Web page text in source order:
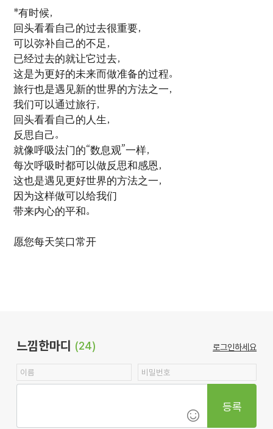
*有时候，
回头看看自己的过去很重要，
可以弥补自己的不足，
已经过去的就让它过去，
这是为更好的未来而做准备的过程。
旅行也是遇见新的世界的方法之一，
我们可以通过旅行，
回头看看自己的人生，
反思自己。
就像呼吸法门的“数息观”一样，
每次呼吸时都可以做反思和感恩，
这也是遇见更好世界的方法之一，
因为这样做可以给我们
带来内心的平和。
愿您每天笑口常开
느낌한마디 (24) 로그인하세요
등록